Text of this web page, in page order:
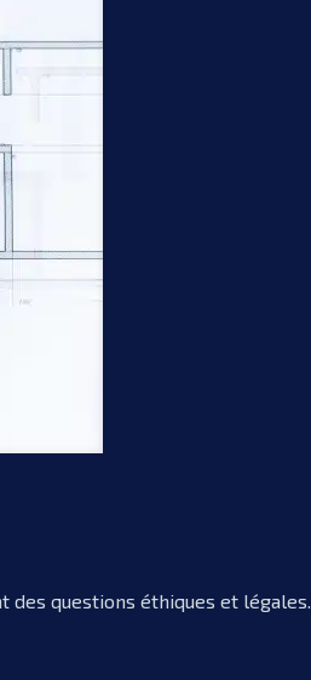
questions éthiques et légales.